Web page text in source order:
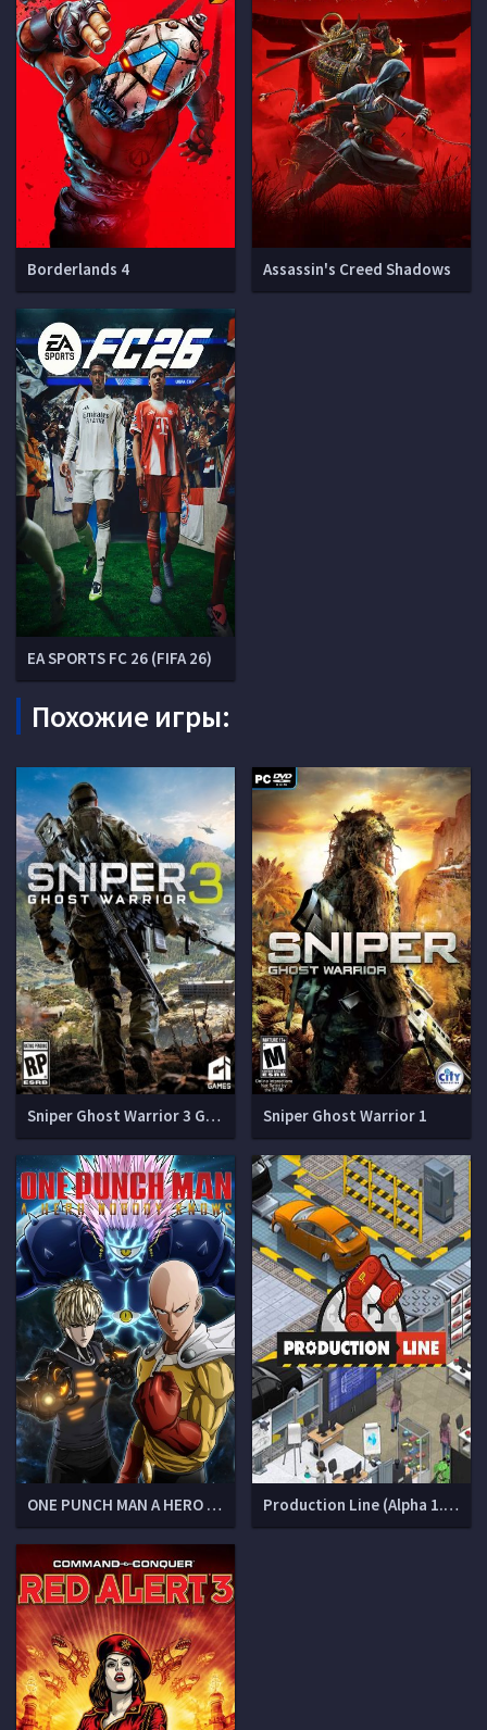
Borderlands 4 Assassin's Creed Shadows
EA SPORTS FC 26 (FIFA 26)
Похожие игры:
Sniper Ghost Warrior 3 Gold Edition Sniper Ghost Warrior 1
ONE PUNCH MAN A HERO NOBODY KNOWS (v 1.200 + DLCs) Production Line (Alpha 1.81e + 2 DLC)